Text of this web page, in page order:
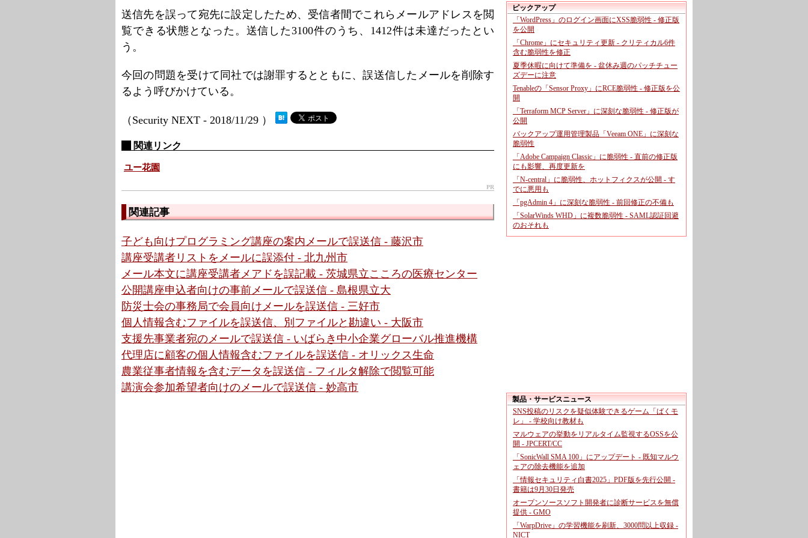
送信先を誤って宛先に設定したため、受信者間でこれらメールアドレスを閲
覧できる状態となった。送信した3100件のうち、1412件は未達だったとい
う。
今回の問題を受けて同社では謝罪するとともに、誤送信したメールを削除す
るよう呼びかけている。
（Security NEXT - 2018/11/29 ）
関連リンク
ユー花園
PR
関連記事
子ども向けプログラミング講座の案内メールで誤送信 - 藤沢市
講座受講者リストをメールに誤添付 - 北九州市
メール本文に講座受講者メアドを誤記載 - 茨城県立こころの医療センター
公開講座申込者向けの事前メールで誤送信 - 島根県立大
防災士会の事務局で会員向けメールを誤送信 - 三好市
個人情報含むファイルを誤送信、別ファイルと勘違い - 大阪市
支援先事業者宛のメールで誤送信 - いばらき中小企業グローバル推進機構
代理店に顧客の個人情報含むファイルを誤送信 - オリックス生命
農業従事者情報を含むデータを誤送信 - フィルタ解除で閲覧可能
講演会参加希望者向けのメールで誤送信 - 妙高市
ピックアップ
「WordPress」のログイン画面にXSS脆弱性 - 修正版
を公開
「Chrome」にセキュリティ更新 - クリティカル6件
含む脆弱性を修正
夏季休暇に向けて準備を - 盆休み週のパッチチュー
ズデーに注意
Tenableの「Sensor Proxy」にRCE脆弱性 - 修正版を公
開
「Terraform MCP Server」に深刻な脆弱性 - 修正版が
公開
バックアップ運用管理製品「Veeam ONE」に深刻な
脆弱性
「Adobe Campaign Classic」に脆弱性 - 直前の修正版
にも影響、再度更新を
「N-central」に脆弱性、ホットフィクスが公開 - す
でに悪用も
「pgAdmin 4」に深刻な脆弱性 - 前回修正の不備も
「SolarWinds WHD」に複数脆弱性 - SAML認証回避
のおそれも
製品・サービスニュース
SNS投稿のリスクを疑似体験できるゲーム「ばくモ
レ」 - 学校向け教材も
マルウェアの挙動をリアルタイム監視するOSSを公
開 - JPCERT/CC
「SonicWall SMA 100」にアップデート - 既知マルウ
ェアの除去機能を追加
「情報セキュリティ白書2025」PDF版を先行公開 -
書籍は9月30日発売
オープンソースソフト開発者に診断サービスを無償
提供 - GMO
「WarpDrive」の学習機能を刷新、3000問以上収録 -
NICT